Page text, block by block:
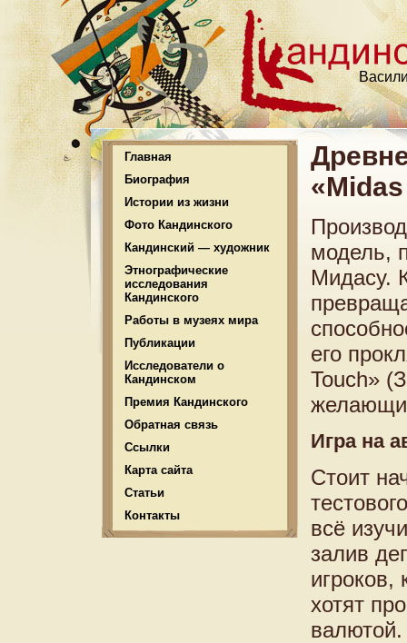
Главная
Биография
Истории из жизни
Фото Кандинского
Кандинский — художник
Этнографические
исследования
Кандинского
Работы в музеях мира
Публикации
Исследователи о
Кандинском
Премия Кандинского
Обратная связь
Ссылки
Карта сайта
Статьи
Контакты
модель,
Мидасу.
его
Touch»
Игра на
Стоит
всё
залив
игроков,
хотят